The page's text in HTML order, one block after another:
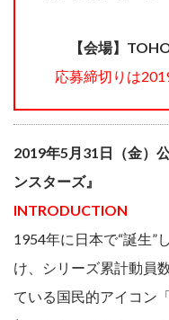
【会場】
応募締切りは
2019年5月31日（金
ンスターズ』
INTRODUCTION
1954年に日本で“誕生”
け、シリーズ累計動員
ている国民的アイコン